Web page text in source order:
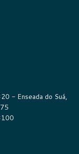
- Enseada do Suá,